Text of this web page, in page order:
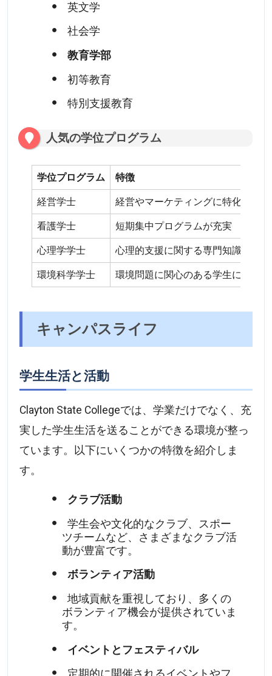
英文学
社会学
教育学部
初等教育
特別支援教育
人気の学位プログラム
学位プログラム 特徴
経営学士 経営やマーケティングに特化した
看護学士 短期集中プログラムが充実
心理学学士 心理的支援に関する専門知識を学
環境科学学士 環境問題に関心のある学生に最適
キャンパスライフ
学生生活と活動
Clayton State Collegeでは、学業だけでなく、充
実した学生生活を送ることができる環境が整っ
ています。以下にいくつかの特徴を紹介しま
す。
クラブ活動
学生会や文化的なクラブ、スポー
ツチームなど、さまざまなクラブ活
動が豊富です。
ボランティア活動
地域貢献を重視しており、多くの
ボランティア機会が提供されていま
す。
イベントとフェスティバル